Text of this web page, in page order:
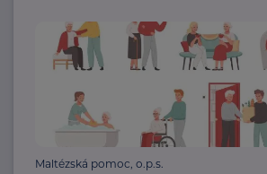
Maltézská pomoc, o.p.s.